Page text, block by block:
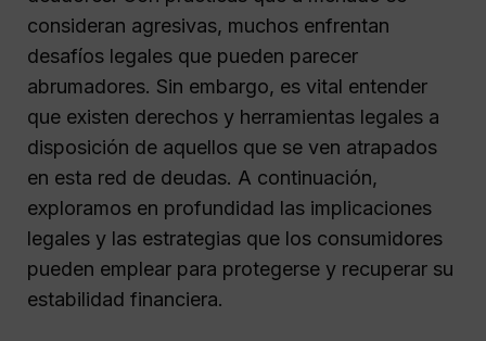
consideran agresivas, muchos enfrentan
desafíos legales que pueden parecer
abrumadores. Sin embargo, es vital entender
que existen derechos y herramientas legales a
disposición de aquellos que se ven atrapados
en esta red de deudas. A continuación,
exploramos en profundidad las implicaciones
legales y las estrategias que los consumidores
pueden emplear para protegerse y recuperar su
estabilidad financiera.